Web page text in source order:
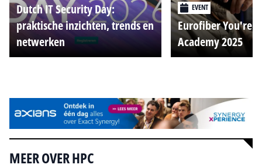
Dutch IT Security Day:
praktische inzichten, trends en
netwerken
EVENT
Eurofiber You're
Academy 2025
MEER OVER HPC